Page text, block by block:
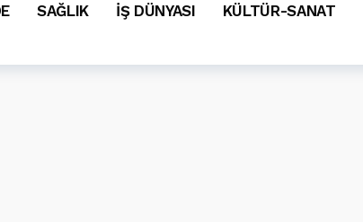
SAĞLIK İŞ DÜNYASI KÜLTÜR-SANAT